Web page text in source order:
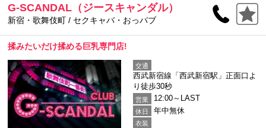
G-SCANDAL（ジースキャンダル）
新宿・歌舞伎町 / セクキャバ・おっパブ
揉みたいだけ揉める巨乳専門店!
交通
西武新宿線「西武新宿駅」正面口よ
り徒歩30秒
営業 12:00～LAST
休日 年中無休
衣装